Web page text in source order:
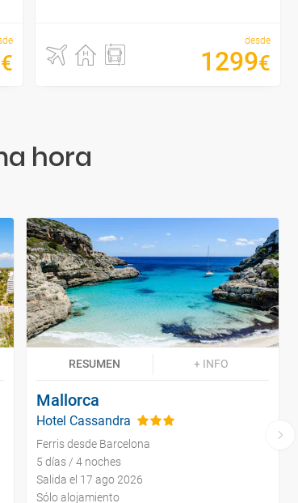
€
desde
1299€
hora
RESUMEN + INFO
Mallorca
Hotel Cassandra
Ferris desde Barcelona
5 días / 4 noches
Salida el 17 ago 2026
Sólo alojamiento